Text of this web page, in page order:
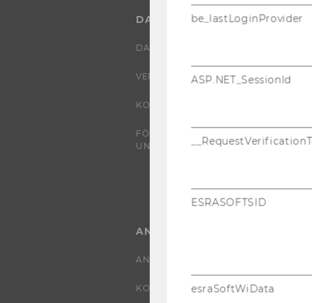
DAS FORUM
DAS FORUM
VERANSTALTER
KOOPERATIONSPARTNER
FÖRDERGEBER UND
UNTERSTÜTZER
ANMELDUNG
ANMELDUNG 2026
KONTAKT
be_lastLoginProvider
ASP.NET_SessionId
ESRASOFTSID
esraSoftWiData